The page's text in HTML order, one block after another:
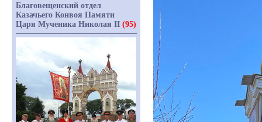
Благовещенский отдел
Казачьего Конвоя Памяти
Царя Мученика Николая II (95)